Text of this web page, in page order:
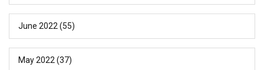
June 2022 (55)
May 2022 (37)